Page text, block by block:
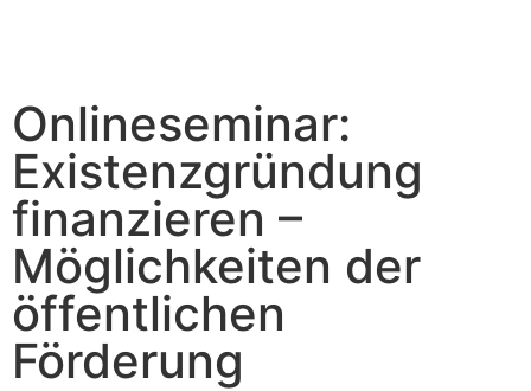
Onlineseminar:
Existenzgründung
finanzieren –
Möglichkeiten der
öffentlichen
Förderung